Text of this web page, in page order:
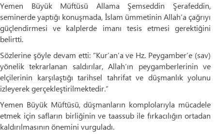
Yemen Büyük Müftüsü Allama Şemseddin Şerafeddin,
seminerde yaptığı konuşmada, İslam ümmetinin Allah’a çağrıyı
güçlendirmesi ve kalplerde imanı tesis etmesi gerektiğini
belirtti.
Sözlerine şöyle devam etti: “Kur’an’a ve Hz. Peygamber’e (sav)
yönelik tekrarlanan saldırılar, Allah’ın peygamberlerinin ve
elçilerinin karşılaştığı tarihsel tahrifat ve düşmanlık yolunu
izleyerek gerçekleştirilmektedir.”
Yemen Büyük Müftüsü, düşmanların komplolarıyla mücadele
etmek için safların birliğinin ve taassub ile fırkacılığın ortadan
kaldırılmasının önemini vurguladı.